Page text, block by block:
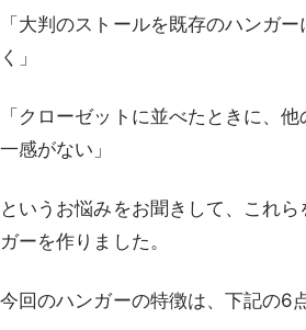
「大判のストールを既存のハンガ
く」
「クローゼットに並べたときに、
一感がない」
というお悩みをお聞きして、これ
ガーを作りました。
今回のハンガーの特徴は、下記の6